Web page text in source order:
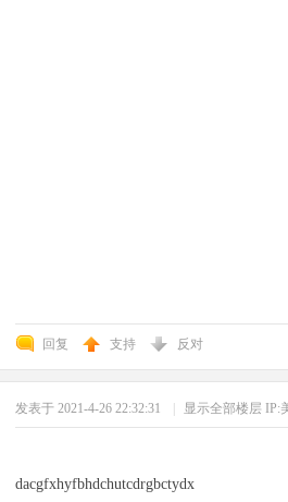
回复 支持 反对
发表于 2021-4-26 22:32:31 显示全部楼层 IP:
dacgfxhyfbhdchutcdrgbctydx